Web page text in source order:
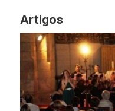
Artigos